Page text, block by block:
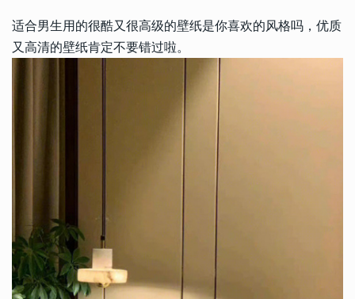
适合男生用的很酷又很高级的壁纸是你喜欢的风格吗，优质
又高清的壁纸肯定不要错过啦。